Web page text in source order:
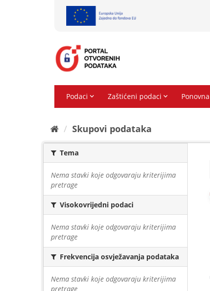
Skupovi podаtаkа
Tema
Nema stavki koje odgovaraju kriterijima
pretrage
Visokovrijedni podaci
Nema stavki koje odgovaraju kriterijima
pretrage
Frekvencija osvježavanja podataka
Nema stavki koje odgovaraju kriterijima
pretrage